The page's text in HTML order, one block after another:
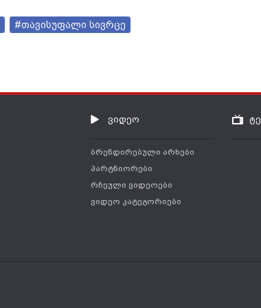
#თავისუფალი სივრცე
ვიდეო
ბრენდირებული არხები
პარტნიორები
რჩეული ვიდეოები
ვიდეო კატეგორიები